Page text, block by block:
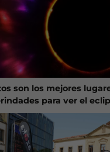
son los mejores
para ver el